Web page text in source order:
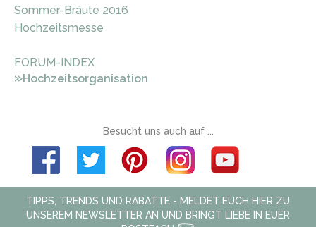
Sommer-Bräute 2016
Hochzeitsmesse
FORUM-INDEX
»Hochzeitsorganisation
Besucht uns auch auf ...
TIPPS, TRENDS UND RABATTE - MELDET EUCH HIER ZU
UNSEREM NEWSLETTER AN UND BRINGT LIEBE IN EUER